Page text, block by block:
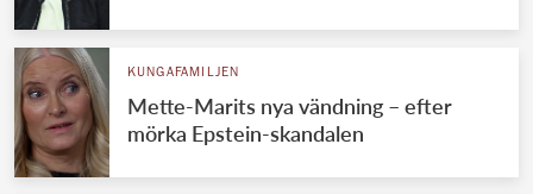
KUNGAFAMILJEN
Mette-Marits nya vändning – efter
mörka Epstein-skandalen